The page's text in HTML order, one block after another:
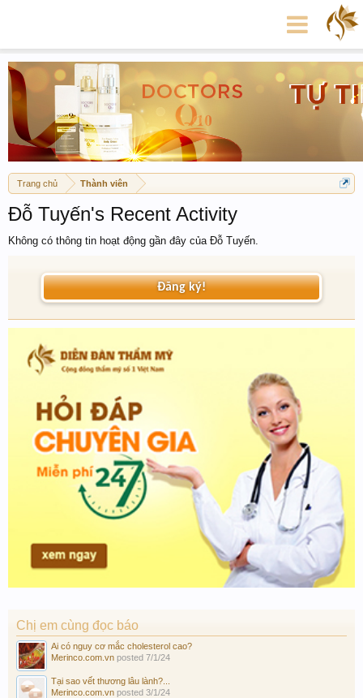
Trang chủ Thành viên
Đỗ Tuyến's Recent Activity
Không có thông tin hoạt động gần đây của Đỗ Tuyến.
Đăng ký!
Chị em cùng đọc báo
Ai có nguy cơ mắc cholesterol cao?
Merinco.com.vn posted 7/1/24
Tại sao vết thương lâu lành?...
Merinco.com.vn posted 3/1/24